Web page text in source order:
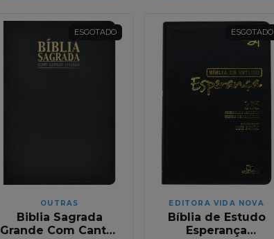
ESGOTADO
OUTRAS
Biblia Sagrada
Grande Com Cantor
ESGOTADO
EDITORA VIDA NOVA
Bíblia de Estudo
Esperança